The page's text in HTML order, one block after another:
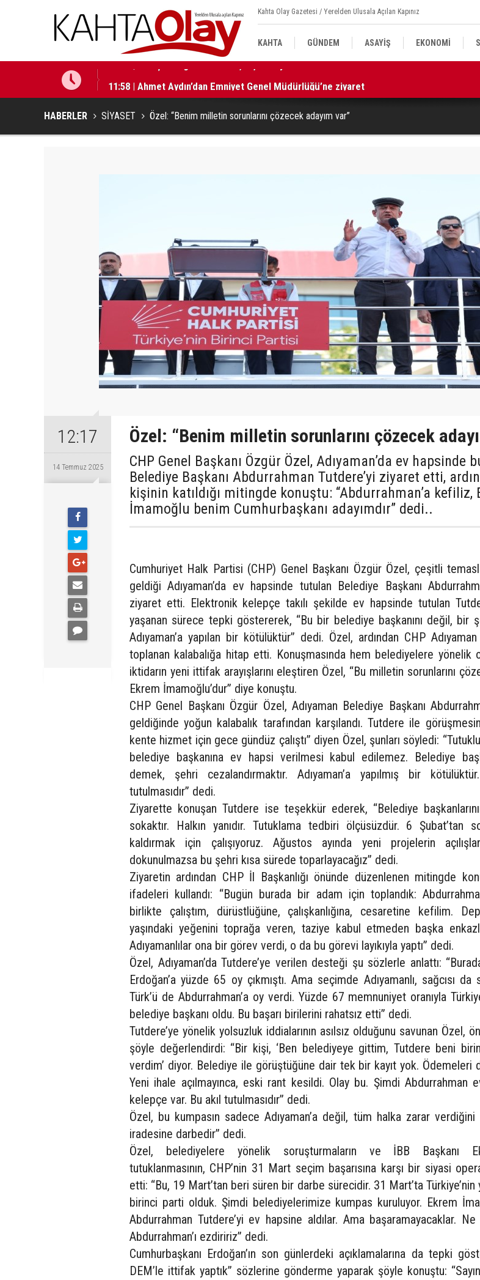
Kahta Olay Gazetesi / Yerelden Ulusala Açılan Kapınız
KAHTA GÜNDEM ASAYİŞ EKONOMİ
11:58 | Ahmet Aydın’dan Emniyet Genel Müdürlüğü’ne ziyaret
HABERLER SİYASET Özel: “Benim milletin sorunlarını çözecek adayım var”
12:17
14 Temmuz 2025
Özel: “Benim milletin sorunlarını çözecek
CHP Genel Başkanı Özgür Özel, Adıyaman’da ev hapsinde
Belediye Başkanı Abdurrahman Tutdere’yi ziyaret etti,
kişinin katıldığı mitingde konuştu: “Abdurrahman’a kefiliz,
İmamoğlu benim Cumhurbaşkanı adayımdır” dedi..
Cumhuriyet Halk Partisi (CHP) Genel Başkanı Özgür Özel, çeşitli
geldiği Adıyaman’da ev hapsinde tutulan Belediye Başkanı
ziyaret etti. Elektronik kelepçe takılı şekilde ev hapsinde tutulan
yaşanan sürece tepki göstererek, “Bu bir belediye başkanını değil, bir
Adıyaman’a yapılan bir kötülüktür” dedi. Özel, ardından CHP
toplanan kalabalığa hitap etti. Konuşmasında hem belediyelere yönelik
iktidarın yeni ittifak arayışlarını eleştiren Özel, “Bu milletin sorunlarını
Ekrem İmamoğlu’dur” diye konuştu.
CHP Genel Başkanı Özgür Özel, Adıyaman Belediye Başkanı
geldiğinde yoğun kalabalık tarafından karşılandı. Tutdere ile
kente hizmet için gece gündüz çalıştı” diyen Özel, şunları söyledi:
belediye başkanına ev hapsi verilmesi kabul edilemez. Belediye
demek, şehri cezalandırmaktır. Adıyaman’a yapılmış bir
tutulmasıdır” dedi.
Ziyarette konuşan Tutdere ise teşekkür ederek, “Belediye
sokaktır. Halkın yanıdır. Tutuklama tedbiri ölçüsüzdür. 6 Şubat’tan
kaldırmak için çalışıyoruz. Ağustos ayında yeni projelerin
dokunulmazsa bu şehri kısa sürede toparlayacağız” dedi.
Ziyaretin ardından CHP İl Başkanlığı önünde düzenlenen mitingde
ifadeleri kullandı: “Bugün burada bir adam için toplandık:
birlikte çalıştım, dürüstlüğüne, çalışkanlığına, cesaretine kefilim.
yaşındaki yeğenini toprağa veren, taziye kabul etmeden başka
Adıyamanlılar ona bir görev verdi, o da bu görevi layıkıyla yaptı” dedi.
Özel, Adıyaman’da Tutdere’ye verilen desteği şu sözlerle anlattı:
Erdoğan’a yüzde 65 oy çıkmıştı. Ama seçimde Adıyamanlı, sağcısı
Türk’ü de Abdurrahman’a oy verdi. Yüzde 67 memnuniyet oranıyla
belediye başkanı oldu. Bu başarı birilerini rahatsız etti” dedi.
Tutdere’ye yönelik yolsuzluk iddialarının asılsız olduğunu savunan Özel,
şöyle değerlendirdi: “Bir kişi, ‘Ben belediyeye gittim, Tutdere beni
verdim’ diyor. Belediye ile görüştüğüne dair tek bir kayıt yok. Ödemeleri
Yeni ihale açılmayınca, eski rant kesildi. Olay bu. Şimdi Abdurrahman
kelepçe var. Bu akıl tutulmasıdır” dedi.
Özel, bu kumpasın sadece Adıyaman’a değil, tüm halka zarar verdiğini
iradesine darbedir” dedi.
Özel, belediyelere yönelik soruşturmaların ve İBB Başkanı
tutuklanmasının, CHP’nin 31 Mart seçim başarısına karşı bir siyasi
etti: “Bu, 19 Mart’tan beri süren bir darbe sürecidir. 31 Mart’ta Türkiye’nin
birinci parti olduk. Şimdi belediyelerimize kumpas kuruluyor. Ekrem
Abdurrahman Tutdere’yi ev hapsine aldılar. Ama başaramayacaklar.
Abdurrahman’ı ezdiririz” dedi.
Cumhurbaşkanı Erdoğan’ın son günlerdeki açıklamalarına da tepki
DEM’le ittifak yaptık” sözlerine gönderme yaparak şöyle konuştu: